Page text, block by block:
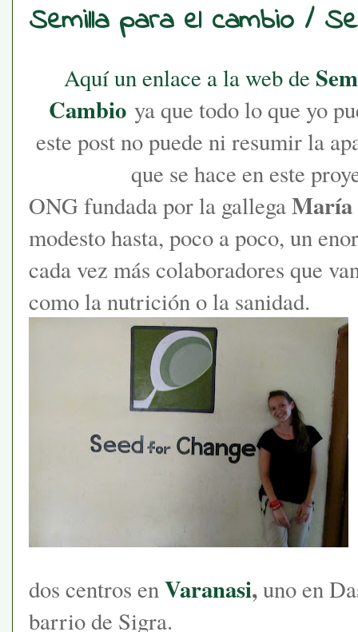
Semilla para el cambio /
Aquí un enlace a la web de
Cambioya que todo lo que yo
este post no puede ni resumir la
que se hace en este
ONG fundada por la gallegaMaría
modesto hasta, poco a poco, un
cada vez más colaboradores que
como la nutrición o la sanidad.
dos centros en Varanasi,uno en
barrio de Sigra.